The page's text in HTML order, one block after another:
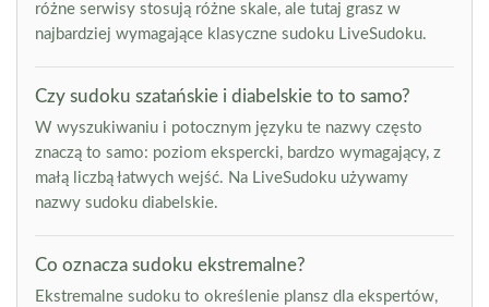
różne serwisy stosują różne skale, ale tutaj grasz w
najbardziej wymagające klasyczne sudoku LiveSudoku.
Czy sudoku szatańskie i diabelskie to to samo?
W wyszukiwaniu i potocznym języku te nazwy często
znaczą to samo: poziom ekspercki, bardzo wymagający, z
małą liczbą łatwych wejść. Na LiveSudoku używamy
nazwy sudoku diabelskie.
Co oznacza sudoku ekstremalne?
Ekstremalne sudoku to określenie plansz dla ekspertów,